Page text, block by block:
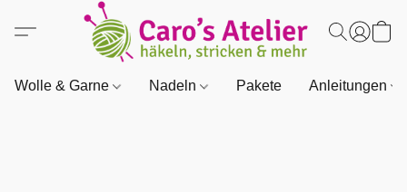
Wolle & Garne Nadeln Pakete Anleitungen